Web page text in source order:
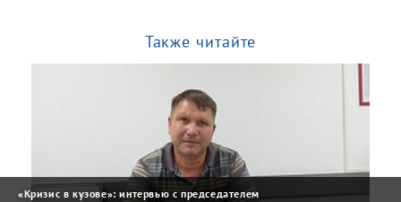
Также читайте
«Кризис в кузове»: интервью с председателем